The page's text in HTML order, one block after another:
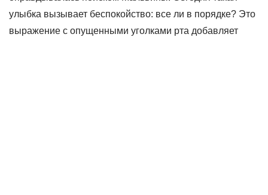
улыбка вызывает беспокойство: все ли в порядке? Это
выражение с опущенными уголками рта добавляет